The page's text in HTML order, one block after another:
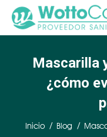
Mascarilla
¿cómo
Estás aquí:
Inicio Blog